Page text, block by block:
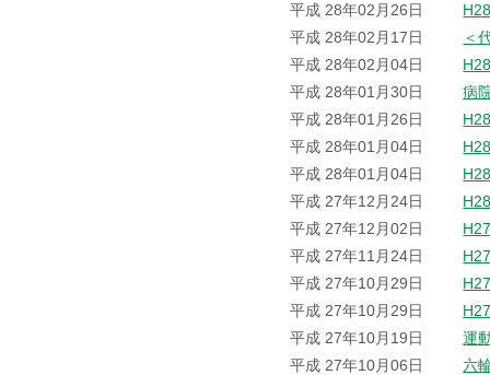
平成 28年02月26日
平成 28年02月17日
＜
平成 28年02月04日
平成 28年01月30日
病
平成 28年01月26日
平成 28年01月04日
平成 28年01月04日
平成 27年12月24日
平成 27年12月02日
平成 27年11月24日
平成 27年10月29日
平成 27年10月29日
平成 27年10月19日
運
平成 27年10月06日
六